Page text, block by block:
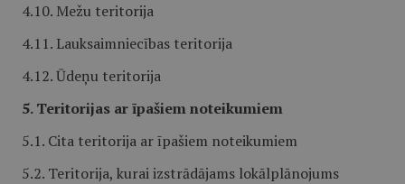
4.10. Mežu teritorija
4.11. Lauksaimniecības teritorija
4.12. Ūdeņu teritorija
5. Teritorijas ar īpašiem noteikumiem
5.1. Cita teritorija ar īpašiem noteikumiem
5.2. Teritorija, kurai izstrādājams lokālplānojums